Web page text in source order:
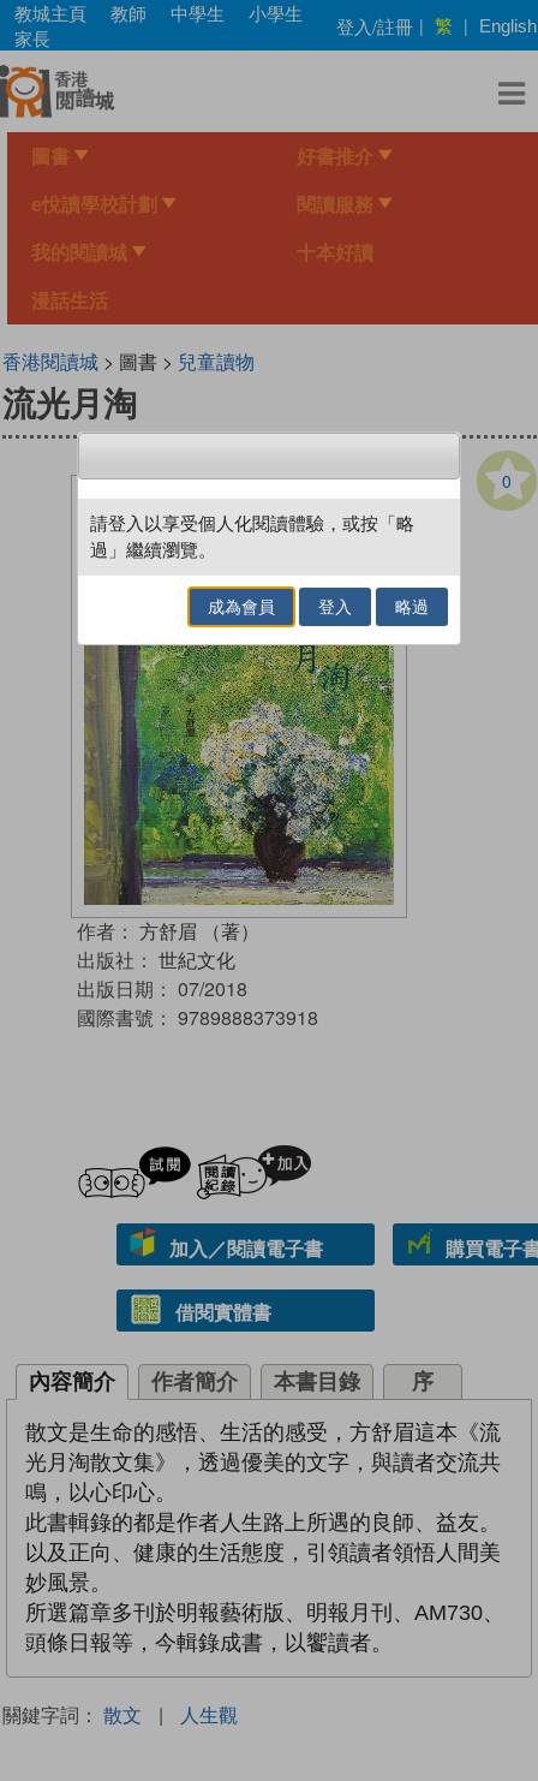
Skip
main
content
教城主頁 教師 中學生
小學生
家長
登入/註冊 | 繁 | English
圖書 好書推介
e悅讀學校計劃 閱讀服務
我的閱讀城 十本好讀
漫話生活
香港閱讀城> 圖書 > 兒童讀物
流光月淘
0
作者： 方舒眉 （著）
出版社： 世紀文化
出版日期： 07/2018
國際書號： 9789888373918
試閲
加入／閱讀電子書 購買電子
借閱實體書
內容簡介 作者簡介 本書目錄 序
散文是生命的感悟、生活的感受，方舒眉這本《流
光月淘散文集》，透過優美的文字，與讀者交流共
鳴，以心印心。
此書輯錄的都是作者人生路上所遇的良師、益友。
以及正向、健康的生活態度，引領讀者領悟人間美
妙風景。
所選篇章多刊於明報藝術版、明報月刊、AM730、
頭條日報等，今輯錄成書，以饗讀者。
關鍵字詞： 散文 | 人生觀
請登入以享受個人化閱讀體驗，或按「略
過」繼續瀏覽。
成為會員 登入 略過